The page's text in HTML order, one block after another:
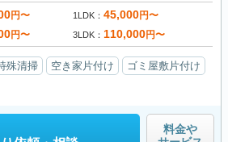
円〜 1LDK 45,000円〜
円〜 3LDK 110,000円〜
殊清掃 空き家片付け
ゴミ屋敷片付け
料金や